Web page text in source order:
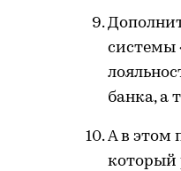
системы
банка, а
А в этом
который